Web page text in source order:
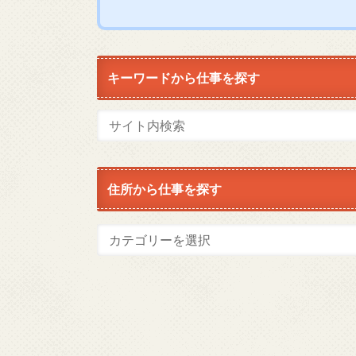
キーワードから仕事を探す
住所から仕事を探す